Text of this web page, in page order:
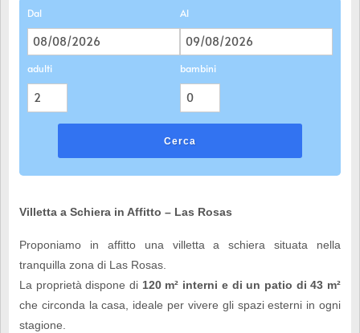
Dal Al
adulti bambini
Cerca
Villetta a Schiera in Affitto – Las Rosas
Proponiamo in affitto una villetta a schiera situata nella
tranquilla zona di Las Rosas.
La proprietà dispone di 120 m² interni e di un patio di 43 m²
che circonda la casa, ideale per vivere gli spazi esterni in ogni
stagione.